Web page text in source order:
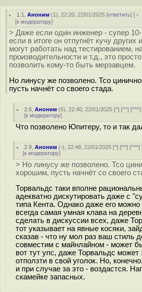
1.1 ,Аноним (1), 22:20, 22/01/2025 [ответить] [
[к модератору]
> Даже если один инженер - супер
если в итоге он отпугнёт кучу
могут работать над тестированием,
производительности и т.д., это
позволить кому-то быть мерзавцем.
Но линусу же позволено. Тсо
пусть начнёт со своего стада.
2.6 ,Аноним (6), 22:40, 22/01/2025 [^] [^^] [^^^]
[к модератору]
Что позволено Юпитеру, то и так
2.9 ,Аноним (-), 22:48, 22/01/2025 [^] [^^] [^^^]
[к модератору]
> Но линусу же позволено. Тсо
хорошим, пусть начнёт со своего
Торвальдс таки вполне
адекватно дискутировать даже с
типа Кента. Однако даже его можно
всегда самая умная клава на
сделать в дискуссии всех, даже
тот указывает на явные косяки,
сказав - что ну мол раз ваш стиль
совместим с майнлайном - может
вот тут упс, даже Торвальдс может
отползти в свой уголок. Но,
и при случае за это - воздастся.
скамейке запасных.